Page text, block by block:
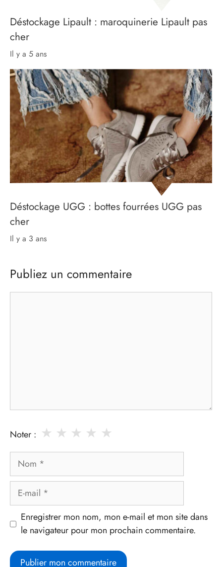
Déstockage Lipault : maroquinerie Lipault pas
cher
il y a 5 ans
Déstockage UGG : bottes fourrées UGG pas
cher
il y a 3 ans
Publiez un commentaire
Noter : ★
★
★
★
★
Nom
Enregistrer mon nom, mon e-mail et mon site dans
le navigateur pour mon prochain commentaire.